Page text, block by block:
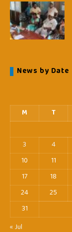
News by Date
M
T
3
4
10
11
17
18
24
25
31
« Jul